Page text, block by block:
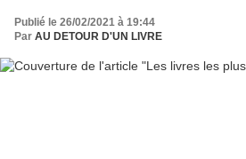
Publié le 26/02/2021 à 19:44
Par AU DETOUR D'UN LIVRE